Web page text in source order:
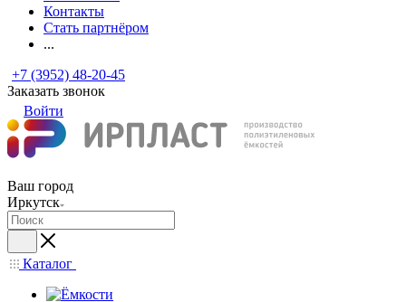
Контакты
Стать партнёром
...
+7 (3952) 48-20-45
Заказать звонок
Войти
Ваш город
Иркутск
Каталог